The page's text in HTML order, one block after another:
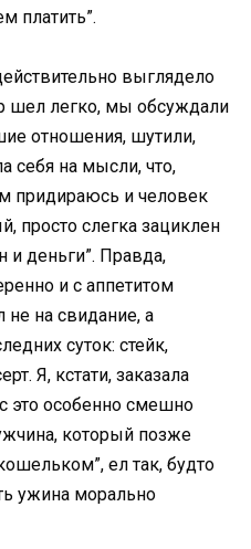
платить”.
выглядело
шел легко, мы обсуждали
отношения, шутили,
себя на мысли, что,
придираюсь и человек
просто слегка зациклен
и деньги”. Правда,
и с аппетитом
на свидание, а
суток: стейк,
Я, кстати, заказала
это особенно смешно
который позже
ел так, будто
ужина морально